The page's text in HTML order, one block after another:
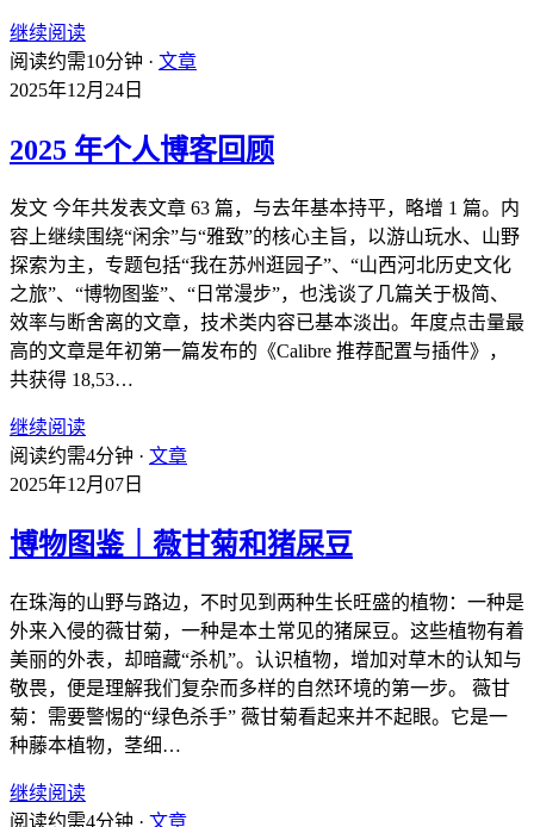
继续阅读
阅读约需10分钟 · 文章
2025年12月24日
2025 年个人博客回顾
发文 今年共发表文章 63 篇，与去年基本持平，略增 1 篇。内
容上继续围绕“闲余”与“雅致”的核心主旨，以游山玩水、山野
探索为主，专题包括“我在苏州逛园子”、“山西河北历史文化
之旅”、“博物图鉴”、“日常漫步”，也浅谈了几篇关于极简、
效率与断舍离的文章，技术类内容已基本淡出。年度点击量最
高的文章是年初第一篇发布的《Calibre 推荐配置与插件》，
共获得 18,53…
继续阅读
阅读约需4分钟 · 文章
2025年12月07日
博物图鉴｜薇甘菊和猪屎豆
在珠海的山野与路边，不时见到两种生长旺盛的植物：一种是
外来入侵的薇甘菊，一种是本土常见的猪屎豆。这些植物有着
美丽的外表，却暗藏“杀机”。认识植物，增加对草木的认知与
敬畏，便是理解我们复杂而多样的自然环境的第一步。 薇甘
菊：需要警惕的“绿色杀手” 薇甘菊看起来并不起眼。它是一
种藤本植物，茎细…
继续阅读
阅读约需4分钟 · 文章